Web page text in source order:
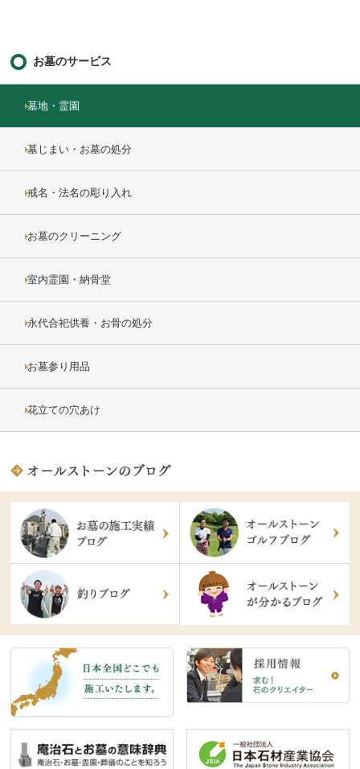
お墓のサービス
墓地・霊園
墓じまい・お墓の処分
戒名・法名の彫り入れ
お墓のクリーニング
室内霊園・納骨堂
永代合祀供養・お骨の処分
お墓参り用品
花立ての穴あけ